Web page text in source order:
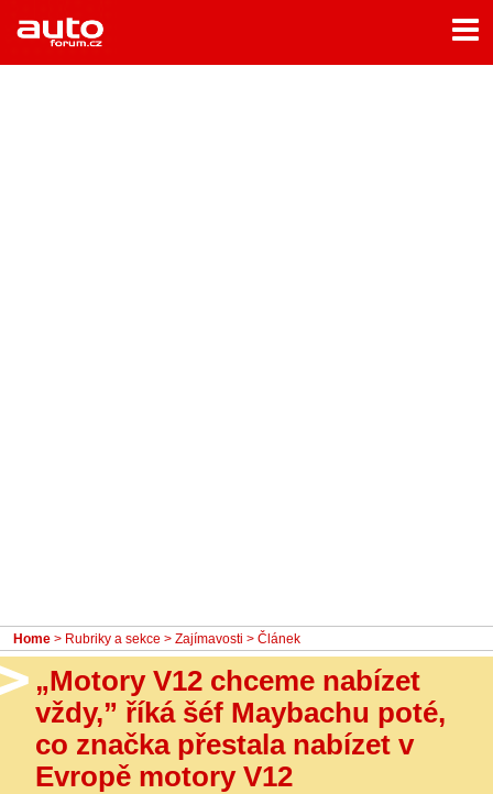
Home
Rubriky
Home > Rubriky a sekce > Zajímavosti > Článek
„Motory V12 chceme nabízet
vždy,” říká šéf Maybachu poté,
co značka přestala nabízet v
Evropě motory V12